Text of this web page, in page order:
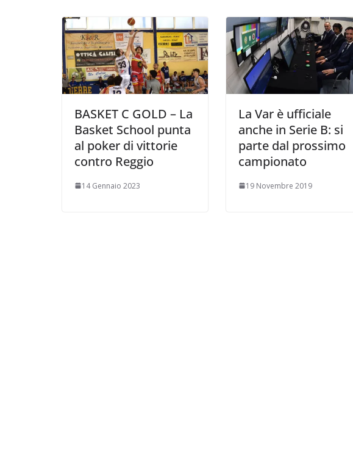
BASKET C GOLD – La
Basket School punta
al poker di vittorie
contro Reggio
14 Gennaio 2023
La Var è ufficiale
anche in Serie B: si
parte dal prossimo
campionato
19 Novembre 2019